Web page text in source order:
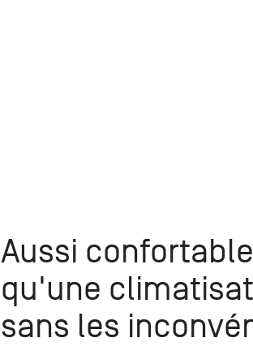
Aussi
qu'une
sans les